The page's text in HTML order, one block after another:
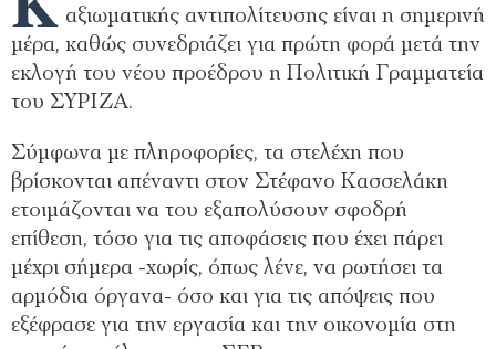
αξιωματικής αντιπολίτευσης είναι η σημερινή
μέρα, καθώς συνεδριάζει για πρώτη φορά μετά την
εκλογή του νέου προέδρου η Πολιτική Γραμματεία
του ΣΥΡΙΖΑ.
Σύμφωνα με πληροφορίες, τα στελέχη που
βρίσκονται απέναντι στον Στέφανο Κασσελάκη
ετοιμάζονται να του εξαπολύσουν σφοδρή
επίθεση, τόσο για τις αποφάσεις που έχει πάρει
μέχρι σήμερα -χωρίς, όπως λένε, να ρωτήσει τα
αρμόδια όργανα- όσο και για τις απόψεις που
εξέφρασε για την εργασία και την οικονομία στη